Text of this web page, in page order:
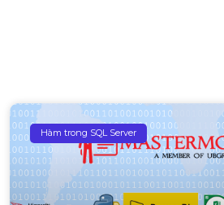
Hàm trong SQL Server